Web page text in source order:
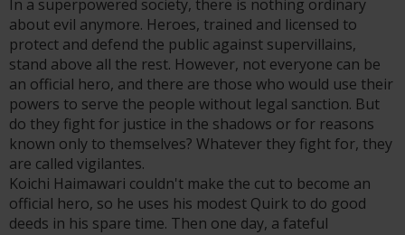
In a superpowered society, there is nothing ordinary
about evil anymore. Heroes, trained and licensed to
protect and defend the public against supervillains,
stand above all the rest. However, not everyone can be
an official hero, and there are those who would use their
powers to serve the people without legal sanction. But
do they fight for justice in the shadows or for reasons
known only to themselves? Whatever they fight for, they
are called vigilantes.
Koichi Haimawari couldn't make the cut to become an
official hero, so he uses his modest Quirk to do good
deeds in his spare time. Then one day, a fateful